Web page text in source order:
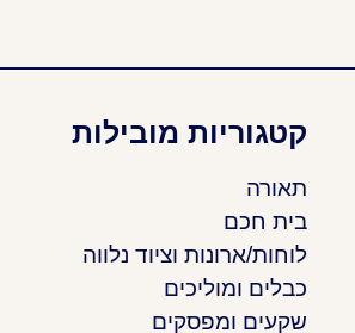
קטגוריות מובילות
תאורה
בית חכם
לוחות/ארונות וציוד נלווה
כבלים ומוליכים
שקעים ומפסקים